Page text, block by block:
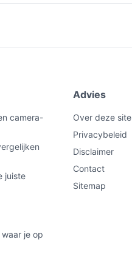
camera-
juiste
je op
Advies
Over deze site
Privacybeleid
Disclaimer
Contact
Sitemap